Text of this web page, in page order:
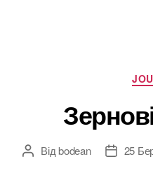
Автор
Відbodean
Дата
25